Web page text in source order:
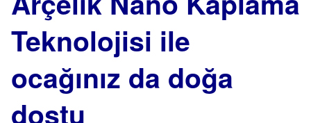
Teknolojisi ile
ocağınız da doğa
dostu